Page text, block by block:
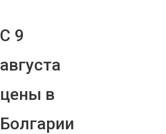
С 9
августа
цены в
Болгарии